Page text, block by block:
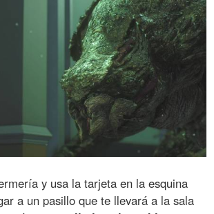
y usa la tarjeta en la esquina
a un pasillo que te llevará a la sala